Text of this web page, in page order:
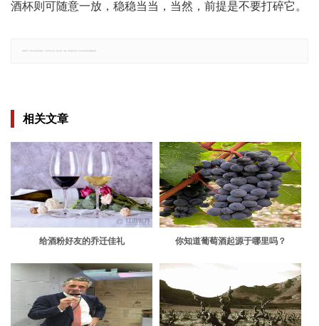
酒杯则可随意一放，稳稳当当，当然，前提是不要打碎它。
相关文章
给酒粉好友的乔迁佳礼 你知道葡萄酒起源于哪里吗？